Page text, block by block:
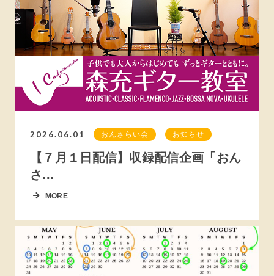
2026.06.01 おんさらい会 お知らせ
【７月１日配信】収録配信企画「おん
さ...
MORE